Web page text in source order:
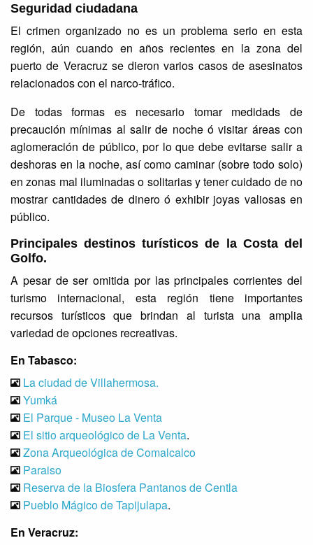
Seguridad ciudadana
El crimen organizado no es un problema serio en esta
región, aún cuando en años recientes en la zona del
puerto de Veracruz se dieron varios casos de asesinatos
relacionados con el narco-tráfico.
De todas formas es necesario tomar medidads de
precaución mínimas al salir de noche ó visitar áreas con
aglomeración de público, por lo que debe evitarse salir a
deshoras en la noche, así como caminar (sobre todo solo)
en zonas mal iluminadas o solitarias y tener cuidado de no
mostrar cantidades de dinero ó exhibir joyas valiosas en
público.
Principales destinos turísticos de la Costa del
Golfo.
A pesar de ser omitida por las principales corrientes del
turismo internacional, esta región tiene importantes
recursos turísticos que brindan al turista una amplia
variedad de opciones recreativas.
En Tabasco:
La ciudad de Villahermosa.
Yumká
El Parque - Museo La Venta
El sitio arqueológico de La Venta.
Zona Arqueológica de Comalcalco
Paraiso
Reserva de la Biosfera Pantanos de Centla
Pueblo Mágico de Tapijulapa.
En Veracruz: